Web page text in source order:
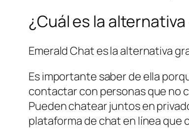
¿Cuál es la
Emerald Chat es la alternativa
Es importante saber de ella
contactar con personas que no
Pueden chatear juntos en
plataforma de chat en línea que